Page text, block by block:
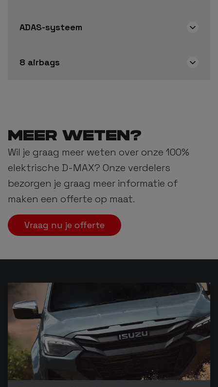
ADAS-systeem
8 airbags
MEER WETEN?
Wil je graag meer weten over onze 100%
elektrische D-MAX? Onze verdelers
bezorgen je graag meer informatie of
maken een offerte op maat.
Vraag nu je offerte